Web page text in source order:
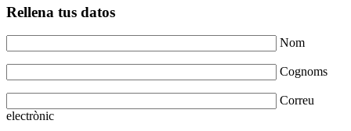
Rellena tus datos
Nom
Cognoms
Correu
electrònic